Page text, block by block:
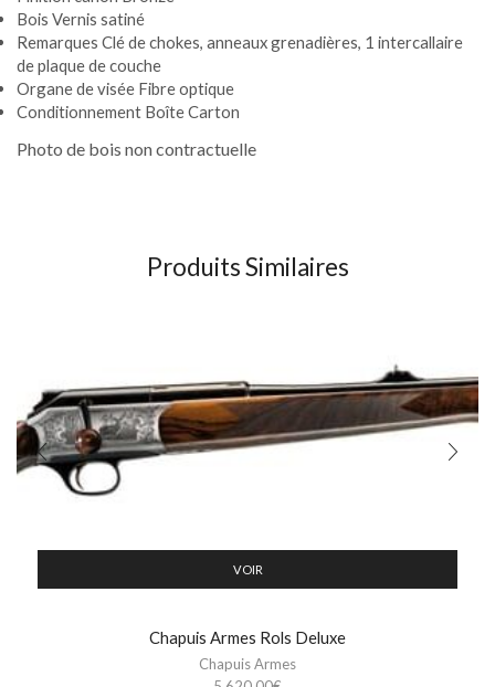
Bois Vernis satiné
Remarques Clé de chokes, anneaux grenadières, 1 intercallaire
de plaque de couche
Organe de visée Fibre optique
Conditionnement Boîte Carton
Photo de bois non contractuelle
Produits Similaires
VOIR
Chapuis Armes Rols Deluxe
Chapuis Armes